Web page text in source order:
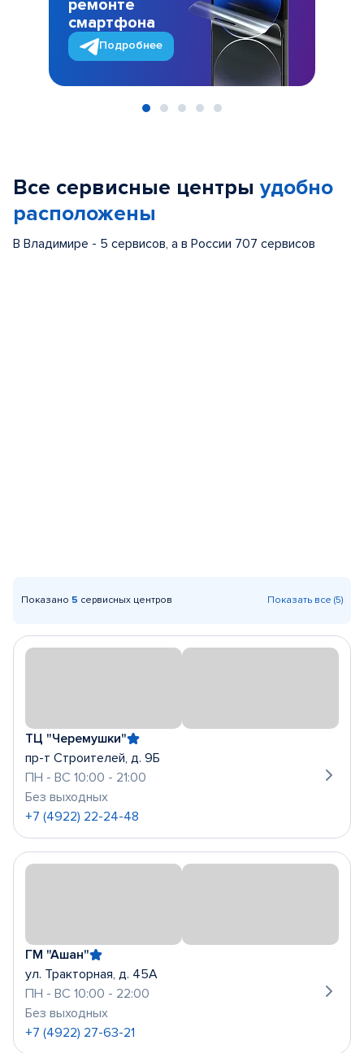
ремонте
смартфона
Подробнее
Все сервисные центры удобно
расположены
В Владимире - 5 сервисов, а в России 707 сервисов
Показано 5 сервисных центров Показать все (5)
ТЦ "Черемушки"
пр-т Строителей, д. 9Б
ПН - ВС 10:00 - 21:00
Без выходных
+7 (4922) 22-24-48
ГМ "Ашан"
ул. Тракторная, д. 45А
ПН - ВС 10:00 - 22:00
Без выходных
+7 (4922) 27-63-21